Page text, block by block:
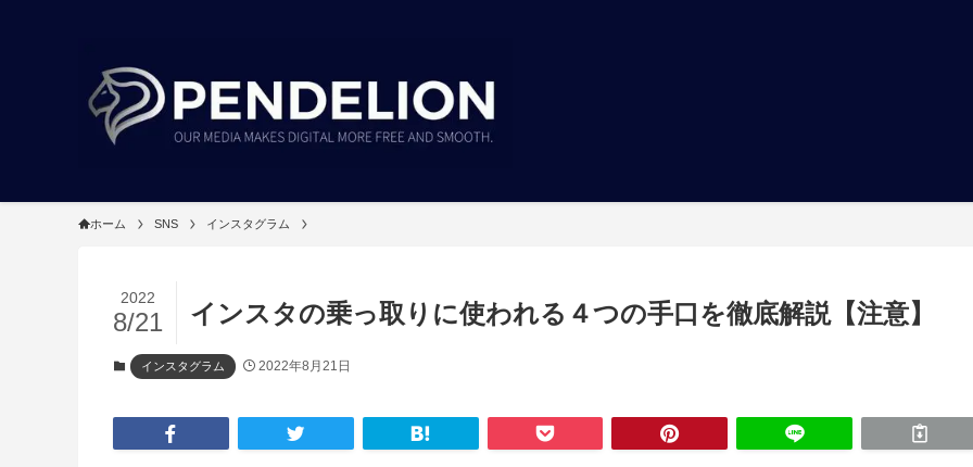
ホーム SNS インスタグラム
インスタの乗っ取りに使われる４つの手口を徹底解説【注意】
2022
8/21
インスタグラム 2022年8月21日